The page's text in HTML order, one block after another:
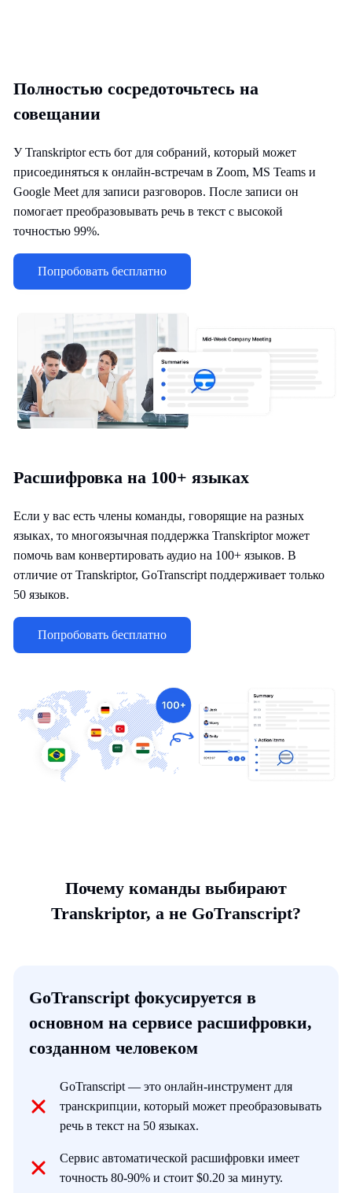
Полностью сосредоточьтесь на
совещании
У Transkriptor есть бот для собраний, который может
присоединяться к онлайн-встречам в Zoom, MS Teams и
Google Meet для записи разговоров. После записи он
помогает преобразовывать речь в текст с высокой
точностью 99%.
Попробовать бесплатно
Расшифровка на 100+ языках
Если у вас есть члены команды, говорящие на разных
языках, то многоязычная поддержка Transkriptor может
помочь вам конвертировать аудио на 100+ языков. В
отличие от Transkriptor, GoTranscript поддерживает только
50 языков.
Попробовать бесплатно
Почему команды выбирают
Transkriptor, а не GoTranscript?
GoTranscript фокусируется в
основном на сервисе расшифровки,
созданном человеком
GoTranscript — это онлайн-инструмент для
транскрипции, который может преобразовывать
речь в текст на 50 языках.
Сервис автоматической расшифровки имеет
точность 80-90% и стоит $0.20 за минуту.